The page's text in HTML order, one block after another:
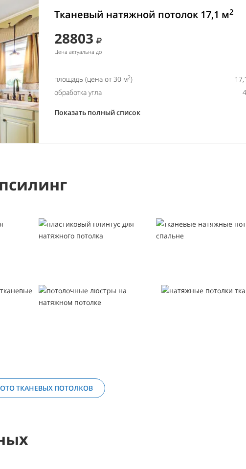
Тканевый натяжной потолок 17,1 м2
28803
Цена актуальна до
площадь (цена от 30 м2)
обработка угла
Показать полный список
ТКАНЕВЫХ ПОТОЛКОВ